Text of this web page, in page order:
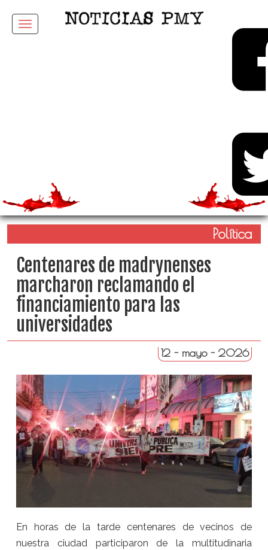
Menu
Política
Centenares de madrynenses
marcharon reclamando el
financiamiento para las
universidades
12 - mayo - 2026
En horas de la tarde centenares de vecinos de
nuestra ciudad participaron de la multitudinaria